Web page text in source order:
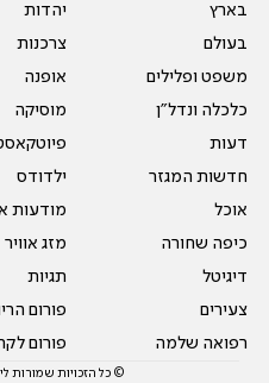
בארץ
בעולם
משפט ופלילים
כלכלה ונדל"ן
דעות
חדשות המגזר
אוכל
כיפה שחורה
דיגיטל
צעירים
רפואה שלמה
יהדות
צרכנות
אופנה
מוסיקה
ילדודס
מודעות
מזג אוויר
תגיות
פורום
פורום
© כל הזכויות שמורות